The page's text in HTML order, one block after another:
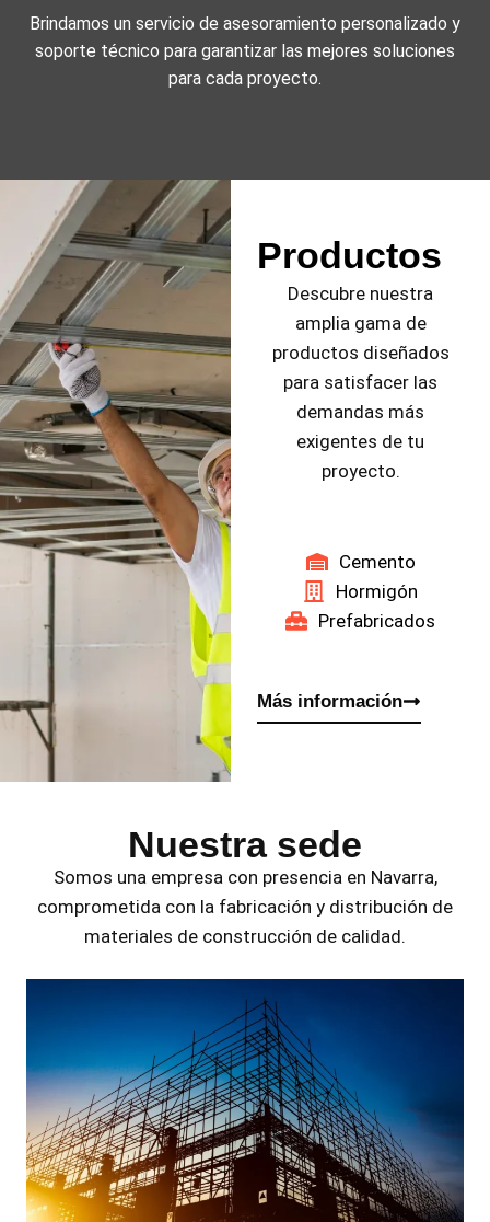
Brindamos un servicio de asesoramiento personalizado y
soporte técnico para garantizar las mejores soluciones
para cada proyecto.
Productos
Descubre nuestra
amplia gama de
productos diseñados
para satisfacer las
demandas más
exigentes de tu
proyecto.
Cemento
Hormigón
Prefabricados
Más información
Nuestra sede
Somos una empresa con presencia en Navarra,
comprometida con la fabricación y distribución de
materiales de construcción de calidad.